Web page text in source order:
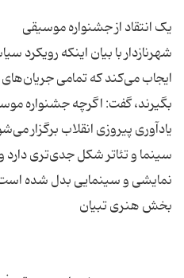
شهرنازدار با بیان اینکه
ایجاب می‌کند که تمامی
بگیرند، گفت: اگرچه جشنواره
یادآوری پیروزی انقلاب برگزار
سینما و تئاتر شکل جدی‌تری دارد